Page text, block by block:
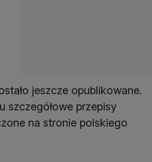
jeszcze opublikowane.
szczegółowe przepisy
na stronie polskiego